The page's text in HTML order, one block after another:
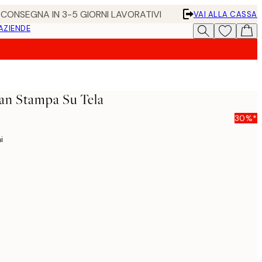
IN 3-5 GIORNI LAVORATIVI
VAI ALLA CASSA
Stampa Su Tela
30%*